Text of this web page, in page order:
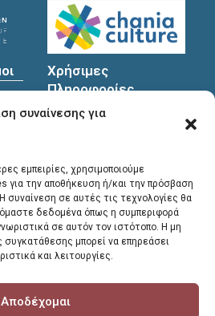
συναίνεσης για
εμπειρίες, χρησιμοποιούμε
για την αποθήκευση ή/και την πρόσβαση
συναίνεση σε αυτές τις τεχνολογίες θα
δεδομένα όπως η συμπεριφορά
σε αυτόν τον ιστότοπο. Η μη
μπορεί να επηρεάσει
και λειτουργίες.
Αποδέχομαι
Χρήσιμες
Πληροφορίες
Διεύθυνση
Χανιά, 731 35
Τηλέφωνα
επικοινωνίας:
28213 41661
28213
E-mail